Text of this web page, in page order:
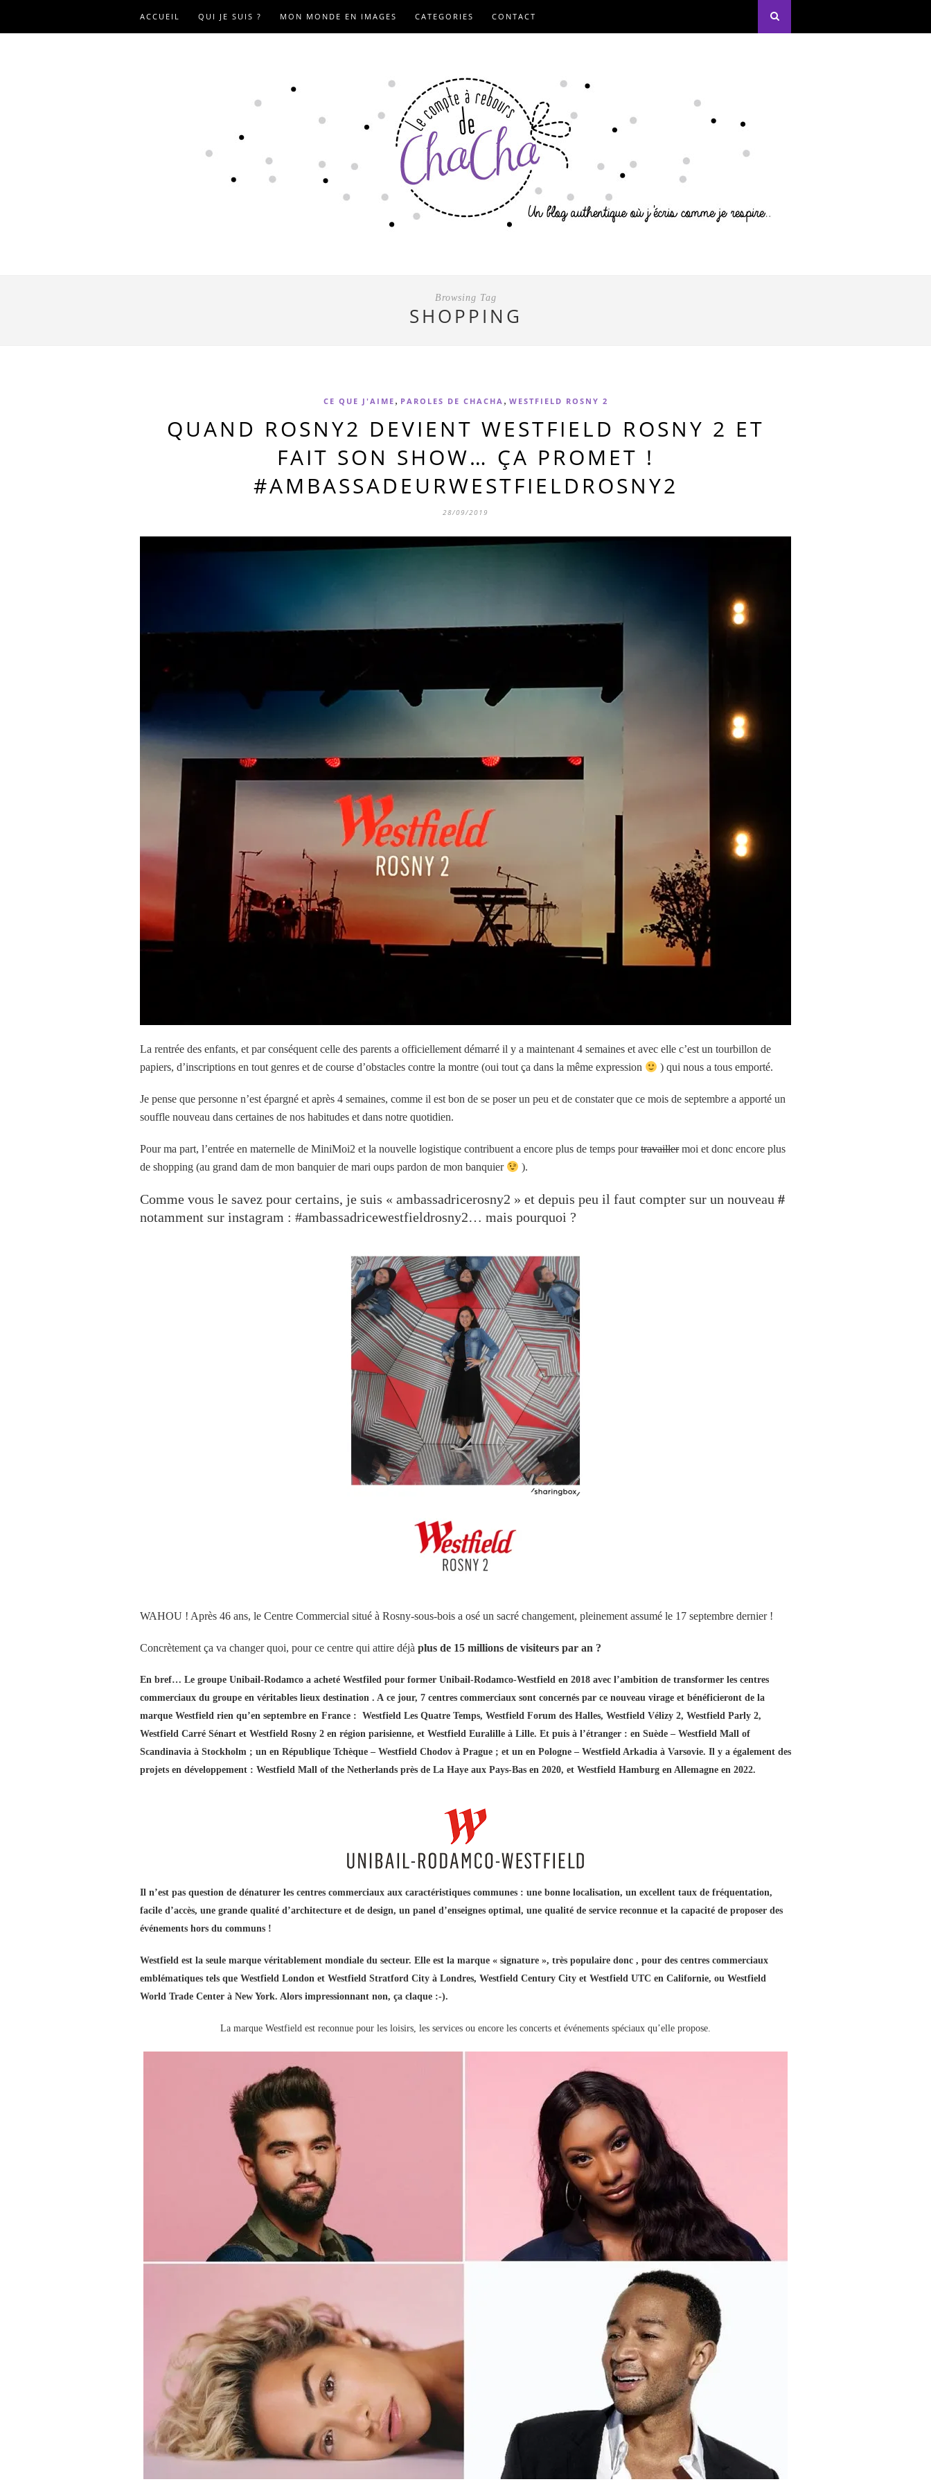
ACCUEIL QUI JE SUIS ? MON MONDE EN IMAGES CATEGORIES CONTACT
Browsing Tag
SHOPPING
CE QUE J'AIME , PAROLES DE CHACHA , WESTFIELD ROSNY 2
QUAND ROSNY2 DEVIENT WESTFIELD ROSNY 2 ET
FAIT SON SHOW… ÇA PROMET !
#AMBASSADEURWESTFIELDROSNY2
28/09/2019
La rentrée des enfants, et par conséquent celle des parents a officiellement démarré il y a maintenant 4 semaines et avec elle c’est un tourbillon de
papiers, d’inscriptions en tout genres et de course d’obstacles contre la montre (oui tout ça dans la même expression
) qui nous a tous emporté.
Je pense que personne n’est épargné et après 4 semaines, comme il est bon de se poser un peu et de constater que ce mois de septembre a apporté un
souffle nouveau dans certaines de nos habitudes et dans notre quotidien.
Pour ma part, l’entrée en maternelle de MiniMoi2 et la nouvelle logistique contribuent a encore plus de temps pourtravaillermoi et donc encore plus
de shopping (au grand dam de mon banquier de mari oups pardon de mon banquier
).
Comme vous le savez pour certains, je suis « ambassadricerosny2 » et depuis peu il faut compter sur un nouveau #
notamment sur instagram : #ambassadricewestfieldrosny2… mais pourquoi ?
WAHOU ! Après 46 ans, le Centre Commercial situé à Rosny-sous-bois a osé un sacré changement, pleinement assumé le 17 septembre dernier !
Concrètement ça va changer quoi, pour ce centre qui attire déjà plus de 15 millions de visiteurs par an ?
En bref… Le groupe Unibail-Rodamco a acheté Westfiled pour former Unibail-Rodamco-Westfield en 2018 avec l’ambition de transformer les centres
commerciaux du groupe en véritables lieux destination . A ce jour, 7 centres commerciaux sont concernés par ce nouveau virage et bénéficieront de la
marque Westfield rien qu’en septembre en France : Westfield Les Quatre Temps, Westfield Forum des Halles, Westfield Vélizy 2, Westfield Parly 2,
Westfield Carré Sénart et Westfield Rosny 2 en région parisienne, et Westfield Euralille à Lille. Et puis à l’étranger : en Suède – Westfield Mall of
Scandinavia à Stockholm ; un en République Tchèque – Westfield Chodov à Prague ; et un en Pologne – Westfield Arkadia à Varsovie. Il y a également des
projets en développement : Westfield Mall of the Netherlands près de La Haye aux Pays-Bas en 2020, et Westfield Hamburg en Allemagne en 2022.
Il n’est pas question de dénaturer les centres commerciaux aux caractéristiques communes : une bonne localisation, un excellent taux de fréquentation,
facile d’accès, une grande qualité d’architecture et de design, un panel d’enseignes optimal, une qualité de service reconnue et la capacité de proposer des
événements hors du communs !
Westfield est la seule marque véritablement mondiale du secteur. Elle est la marque « signature », très populaire donc , pour des centres commerciaux
emblématiques tels que Westfield London et Westfield Stratford City à Londres, Westfield Century City et Westfield UTC en Californie, ou Westfield
World Trade Center à New York. Alors impressionnant non, ça claque :-).
La marque Westfield est reconnue pour les loisirs, les services ou encore les concerts et événements spéciaux qu’elle propose.